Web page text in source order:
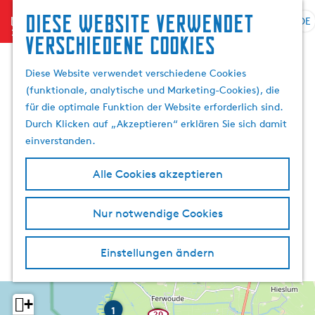
Diese website verwendet
verschiedene cookies
Diese Website verwendet verschiedene Cookies
(funktionale, analytische und Marketing-Cookies), die
für die optimale Funktion der Website erforderlich sind.
Durch Klicken auf „Akzeptieren“ erklären Sie sich damit
einverstanden.
Alle Cookies akzeptieren
Nur notwendige Cookies
Einstellungen ändern
menu
G
e
e
n
S
i
e
r
o
e
p
n
S
n
DE
a
W 1
+